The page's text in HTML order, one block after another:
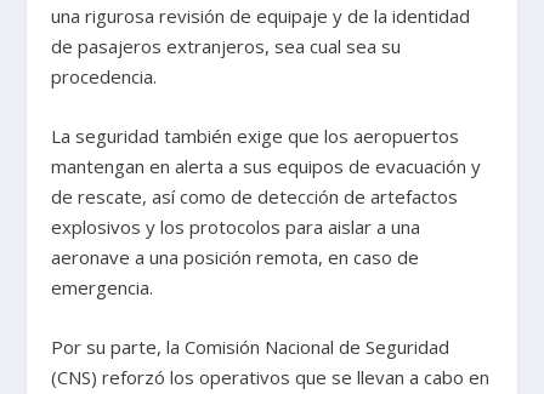
una rigurosa revisión de equipaje y de la identidad
de pasajeros extranjeros, sea cual sea su
procedencia.
La seguridad también exige que los aeropuertos
mantengan en alerta a sus equipos de evacuación y
de rescate, así como de detección de artefactos
explosivos y los protocolos para aislar a una
aeronave a una posición remota, en caso de
emergencia.
Por su parte, la Comisión Nacional de Seguridad
(CNS) reforzó los operativos que se llevan a cabo en